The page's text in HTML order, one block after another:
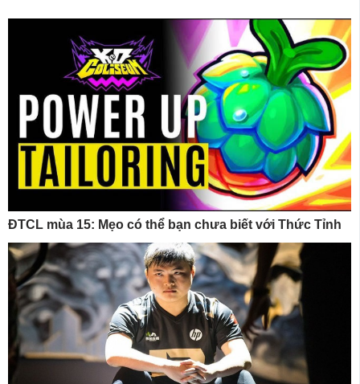
ĐTCL mùa 15: Mẹo có thể bạn chưa biết với Thức Tỉnh